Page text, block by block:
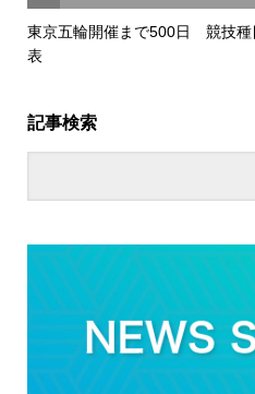
東京五輪開催まで500日 競技種
表
記事検索